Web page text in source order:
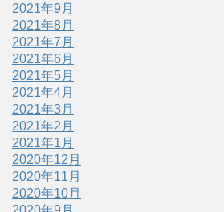
2021年9月
2021年8月
2021年7月
2021年6月
2021年5月
2021年4月
2021年3月
2021年2月
2021年1月
2020年12月
2020年11月
2020年10月